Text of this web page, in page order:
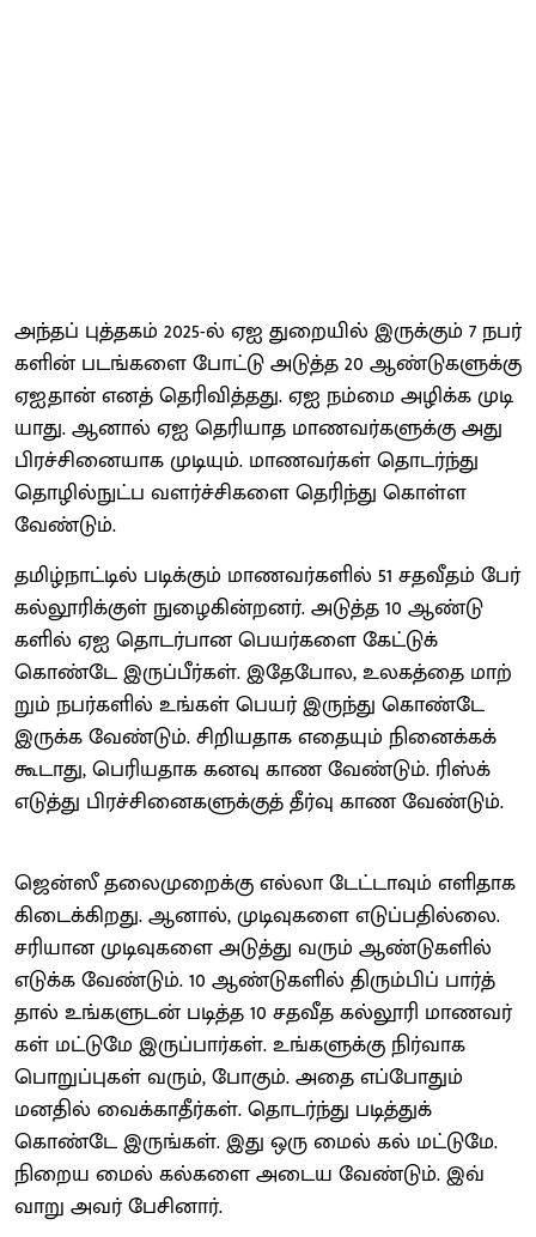
அந்தப் புத்​தகம் 2025-ல் ஏஐ துறை​யில் இருக்​கும் 7 நபர்​
களின் படங்​களை போட்டு அடுத்த 20 ஆண்​டு​களுக்கு
ஏஐதான் எனத் தெரி​வித்​தது. ஏஐ நம்மை அழிக்க முடி​
யாது. ஆனால் ஏஐ தெரி​யாத மாணவர்​களுக்கு அது
பிரச்​சினை​யாக முடி​யும். மாணவர்​கள் தொடர்ந்து
தொழில்​நுட்ப வளர்ச்​சிகளை தெரிந்து கொள்ள
வேண்​டும்.
தமிழ்​நாட்​டில் படிக்​கும் மாணவர்​களில் 51 சதவீதம் பேர்
கல்​லூரிக்​குள் நுழைகின்​றனர். அடுத்த 10 ஆண்​டு​
களில் ஏஐ தொடர்​பான பெயர்​களை கேட்​டுக்​
கொண்டே இருப்​பீர்​கள். இதே​போல, உலகத்தை மாற்​
றும் நபர்​களில் உங்​கள் பெயர் இருந்து கொண்டே
இருக்க வேண்​டும். சிறிய​தாக எதை​யும் நினைக்கக்
கூடாது, பெரிய​தாக கனவு காண வேண்​டும். ரிஸ்க்
எடுத்து பிரச்​சினை​களுக்குத் தீர்வு காண வேண்​டும்.
ஜென்​ஸீ தலை​முறைக்கு எல்லா டேட்​டா​வும் எளி​தாக
கிடைக்​கிறது. ஆனால், முடிவு​களை எடுப்​ப​தில்​லை.
சரி​யான முடிவு​களை அடுத்து வரும் ஆண்​டு​களில்
எடுக்க வேண்​டும். 10 ஆண்​டு​களில் திரும்​பிப் பார்த்​
தால் உங்​களு​டன் படித்த 10 சதவீத கல்​லூரி மாணவர்​
கள் மட்​டுமே இருப்​பார்​கள். உங்​களுக்கு நிர்​வாக
பொறுப்​பு​கள் வரும், போகும். அதை எப்​போதும்
மனதில் வைக்​காதீர்​கள். தொடர்ந்து படித்​துக்​
கொண்டே இருங்​கள். இது ஒரு மைல் கல் மட்​டுமே.
நிறைய மைல்​ கல்​களை அடைய வேண்​டும். இவ்​
வாறு அவர் பேசி​னார்.